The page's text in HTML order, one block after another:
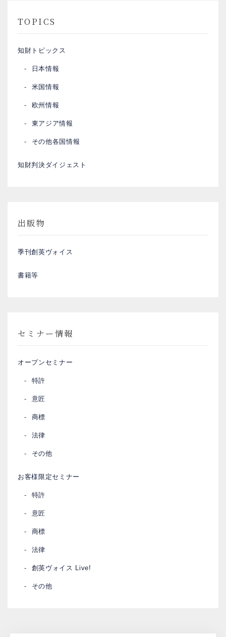
TOPICS
知財トピックス
日本情報
米国情報
欧州情報
東アジア情報
その他各国情報
知財判決ダイジェスト
出版物
季刊創英ヴォイス
書籍等
セミナー情報
オープンセミナー
特許
意匠
商標
法律
その他
お客様限定セミナー
特許
意匠
商標
法律
創英ヴォイス Live!
その他